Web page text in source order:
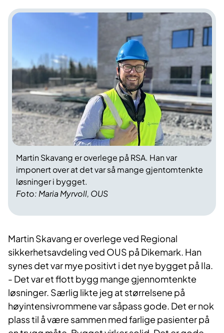
Foto: Maria Myrvoll, OUS
Martin Skavang er overlege på RSA. Han var
imponert over at det var så mange gjentomtenkte
løsninger i bygget.
Martin Skavang er overlege ved Regional
sikkerhetsavdeling ved OUS på Dikemark. Han
synes det var mye positivt i det nye bygget på Ila.
- Det var et flott bygg mange gjennomtenkte
løsninger. Særlig likte jeg at størrelsene på
høyintensivrommene var såpass gode. Det er nok
plass til å være sammen med farlige pasienter på